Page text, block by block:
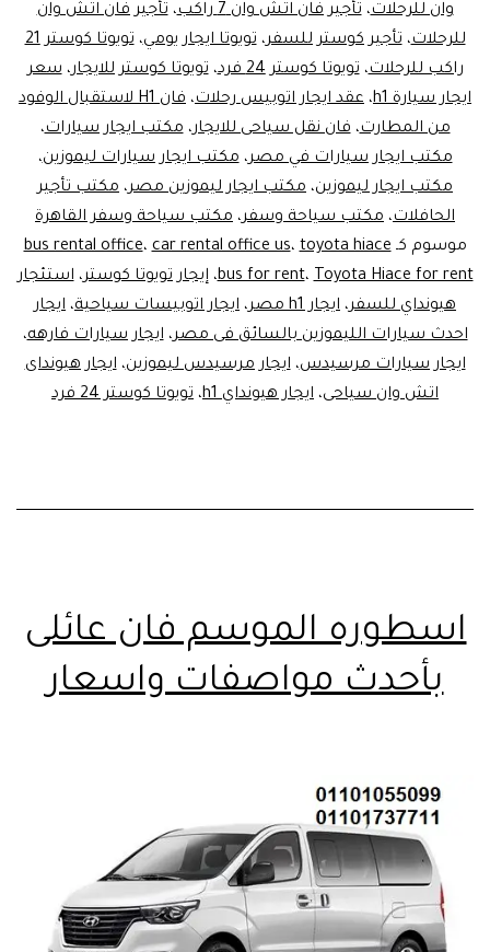
وان للرحلات،تأجير فان اتش وان 7 راكب ،تأجير فان اتش وان
للرحلات،تأجير كوستر للسفر،تويوتا ايجار يومي،
تويوتا كوستر 21
راكب للرحلات،تويوتا كوستر 24 فرد ،تويوتا كوستر للايجار،سعر
ايجار سيارة h1
، عقد ايجار اتوبيس رحلات،
فان H1 لاستقبال الوفود
من المطارت،فان نقل سياحى للايجار،مكتب ايجار سيارات،
مكتب ايجار سيارات في مصر،مكتب ايجار سيارات ليموزين،
مكتب ايجار ليموزين، مكتب ايجار ليموزين مصر، مكتب تأجير
الحافلات، مكتب سياحة وسفر، مكتب سياحة وسفر القاهرة
موسوم كـ
bus rental office،car rental office us،toyota hiace
bus for rent،Toyota Hiace for rent ،إيجار تويوتا كوستر،استئجار
هيونداي للسفر، ايجار h1 مصر ، ايجار اتوبيسات سياحية، ايجار
احدث سيارات الليموزين بالسائق فى مصر،ايجار سيارات فارهه،
ايجار سيارات مرسيدس،ايجار مرسيدس ليموزين،ايجار هيونداى
اتش وان سياحى، ايجار هيونداي h1 ، تويوتا كوستر 24 فرد
اسطوره الموسم فان عائلى
بأحدث مواصفات واسعار